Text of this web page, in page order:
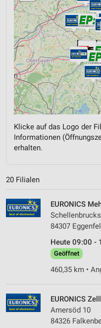
Klicke auf das Logo der
Informationen
erhalten.
20 Filialen
EURONICS
84307
Heute 09:00 -
Geöffnet
460,35 km •
EURONICS
Amersöd 10
84326